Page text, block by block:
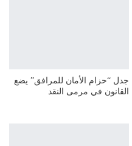
جدل “حزام الأمان للمرافق” يضع
القانون في مرمى النقد